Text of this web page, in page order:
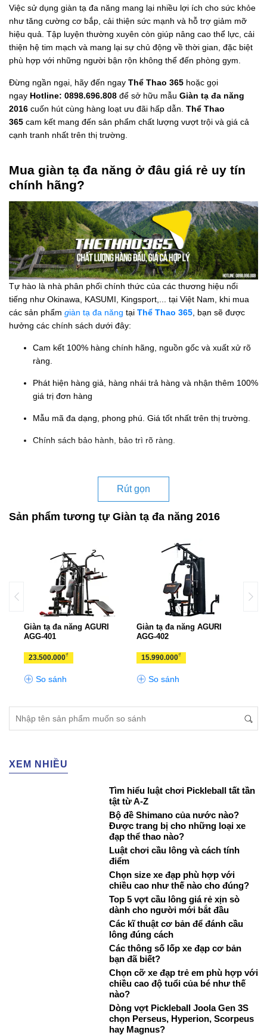
Việc sử dụng giàn tạ đa năng mang lại nhiều lợi ích cho sức khỏe
như tăng cường cơ bắp, cải thiện sức mạnh và hỗ trợ giảm mỡ
hiệu quả. Tập luyện thường xuyên còn giúp nâng cao thể lực, cải
thiện hệ tim mạch và mang lại sự chủ động về thời gian, đặc biệt
phù hợp với những người bận rộn không thể đến phòng gym.
Đừng ngần ngại, hãy đến ngay Thể Thao 365 hoặc gọi
ngay Hotline: 0898.696.808 để sở hữu mẫu Giàn tạ đa năng
2016 cuốn hút cùng hàng loạt ưu đãi hấp dẫn. Thể Thao
365 cam kết mang đến sản phẩm chất lượng vượt trội và giá cả
cạnh tranh nhất trên thị trường.
Mua giàn tạ đa năng ở đâu giá rẻ uy tín
chính hãng?
Tự hào là nhà phân phối chính thức của các thương hiệu nổi
tiếng như Okinawa, KASUMI, Kingsport,... tại Việt Nam, khi mua
các sản phẩm giàn tạ đa năng tại Thể Thao 365 , bạn sẽ được
hưởng các chính sách dưới đây:
Cam kết 100% hàng chính hãng, nguồn gốc và xuất xử rõ
ràng.
Phát hiện hàng giả, hàng nhái trả hàng và nhận thêm 100%
giá trị đơn hàng
Mẫu mã đa dạng, phong phú. Giá tốt nhất trên thị trường.
Chính sách bảo hành, bảo trì rõ ràng.
Rút gọn
Sản phẩm tương tự Giàn tạ đa năng 2016
Giàn tạ đa năng AGURI
AGG-401
23.500.000₫
So sánh
Giàn tạ đa năng AGURI
AGG-402
15.990.000₫
So sánh
XEM NHIỀU
Tìm hiểu luật chơi Pickleball tất tần
tật từ A-Z
Bộ đề Shimano của nước nào?
Được trang bị cho những loại xe
đạp thể thao nào?
Luật chơi cầu lông và cách tính
điểm
Chọn size xe đạp phù hợp với
chiều cao như thế nào cho đúng?
Top 5 vợt cầu lông giá rẻ xịn sò
dành cho người mới bắt đầu
Các kĩ thuật cơ bản để đánh cầu
lông đúng cách
Các thông số lốp xe đạp cơ bản
bạn đã biết?
Chọn cỡ xe đạp trẻ em phù hợp với
chiều cao độ tuổi của bé như thế
nào?
Dòng vợt Pickleball Joola Gen 3S
chọn Perseus, Hyperion, Scorpeus
hay Magnus?